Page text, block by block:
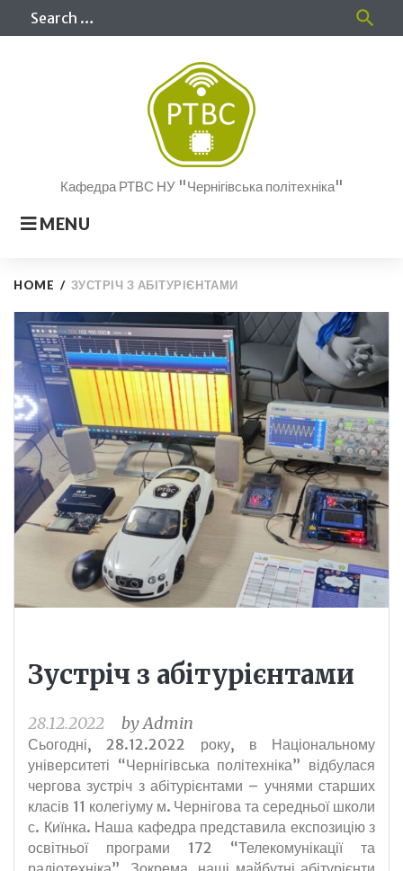
search
Кафедра РТВС НУ "Чернігівська політехніка"
MENU
HOME / ЗУСТРІЧ З АБІТУРІЄНТАМИ
Зустріч з абітурієнтами
28.12.2022 byAdmin
Сьогодні, 28.12.2022 року, в Національному
університеті “Чернігівська політехніка” відбулася
чергова зустріч з абітурієнтами – учнями старших
класів 11 колегіуму м. Чернігова та середньої школи
с. Киїнка. Наша кафедра представила експозицію з
освітньої програми 172 “Телекомунікації та